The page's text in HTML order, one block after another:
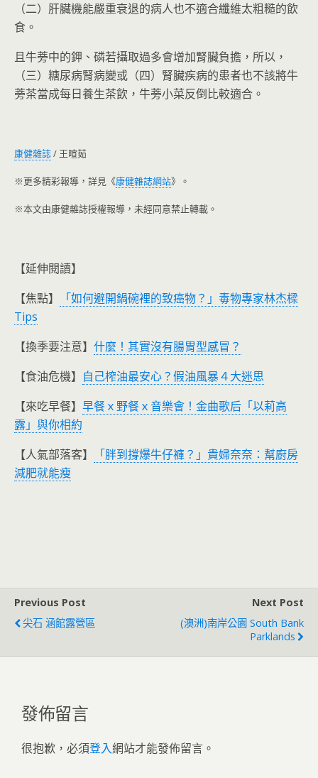
（二）肝臟機能嚴重衰退的病人也不適合纖維太粗糙的飲
食。
且牛蒡中的鉀、磷若攝取過多會增加腎臟負擔，所以，
（三）糖尿病腎病變或（四）腎臟疾病的患者也不該將牛
蒡茶當成每日養生茶飲，牛蒡小菜反倒比較適合。
康健雜誌/ 王暄茹
※更多精彩報導，詳見《康健雜誌網站》。
※本文由康健雜誌授權報導，未經同意禁止轉載。
【延伸閱讀】
【焦點】
「如何避開鍋碗裡的致癌物？」毒物專家林杰樑
Tips
【換季要注意】 什麼！其實沒有腸胃型感冒？
【食油危機】 自己榨油最安心？假油風暴４大迷思
【來吃早餐】 早餐ｘ野餐ｘ音樂會！金曲歌后「以莉高
露」與你相約
【人氣部落客】
「胖到撐爆牛仔褲？」貴婦奈奈：幫廚房
減肥就能瘦
Previous Post
尖石 涵館露營區
Next Post
(澳洲)南岸公園 South Bank
Parklands
發佈留言
很抱歉，必須登入網站才能發佈留言。